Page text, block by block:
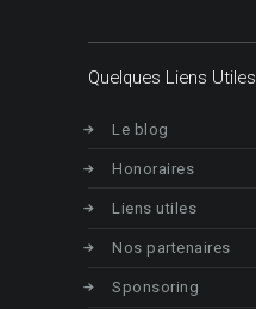
Quelques Liens Utiles
Le blog
Honoraires
Liens utiles
Nos partenaires
Sponsoring